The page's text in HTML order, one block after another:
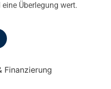
Überlegung wert.